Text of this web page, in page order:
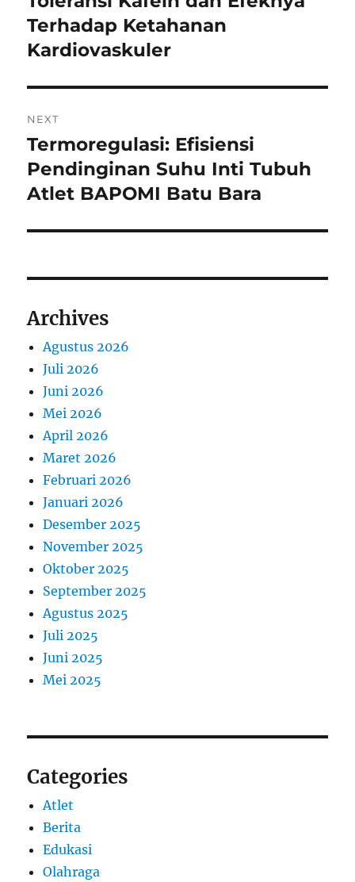
Terhadap Ketahanan
Kardiovaskuler
NEXT
Next
post:
Termoregulasi: Efisiensi
Pendinginan Suhu Inti Tubuh
Atlet BAPOMI Batu Bara
Archives
Agustus 2026
Juli 2026
Juni 2026
Mei 2026
April 2026
Maret 2026
Februari 2026
Januari 2026
Desember 2025
November 2025
Oktober 2025
September 2025
Agustus 2025
Juli 2025
Juni 2025
Mei 2025
Categories
Atlet
Berita
Edukasi
Olahraga